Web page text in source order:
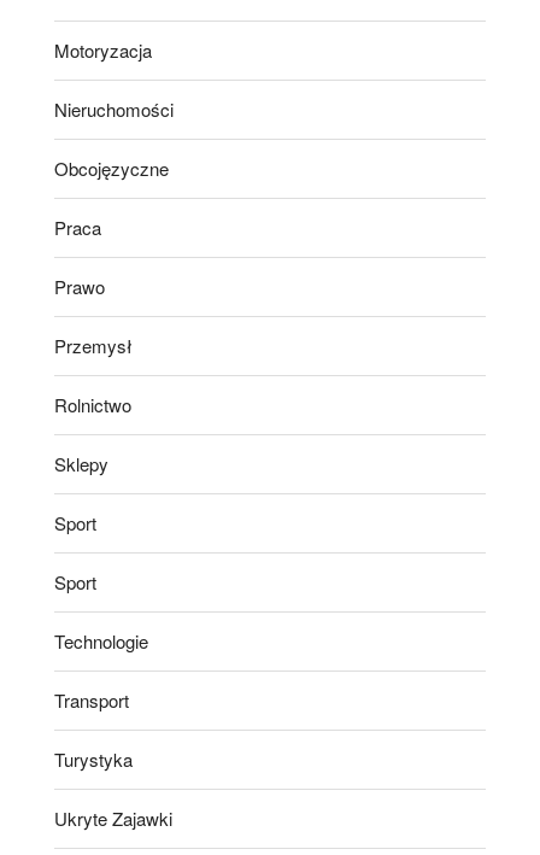
Motoryzacja
Nieruchomości
Obcojęzyczne
Praca
Prawo
Przemysł
Rolnictwo
Sklepy
Sport
Sport
Technologie
Transport
Turystyka
Ukryte Zajawki